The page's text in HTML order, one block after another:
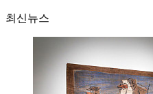
최신뉴스